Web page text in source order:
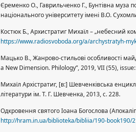
Єременко О., Гаврильченко Г., Бунтівна муза
національного університету імені В.О.
Костюк Б., Архистратиг Михаїл – „небесний
https://www.radiosvoboda.org/a/archystratyh-
Мацько В., Жанрово-стильові особливості
a New Dimension. Philology”, 2019, VII (55),
Михаїл Архістратиг, [в:] Шевченківська
літератури ім. Т. Г. Шевченка, 2013, с. 228.
Одкровення святого Іоана Богослова
http://hram.in.ua/biblioteka/bibliia/190-book190/